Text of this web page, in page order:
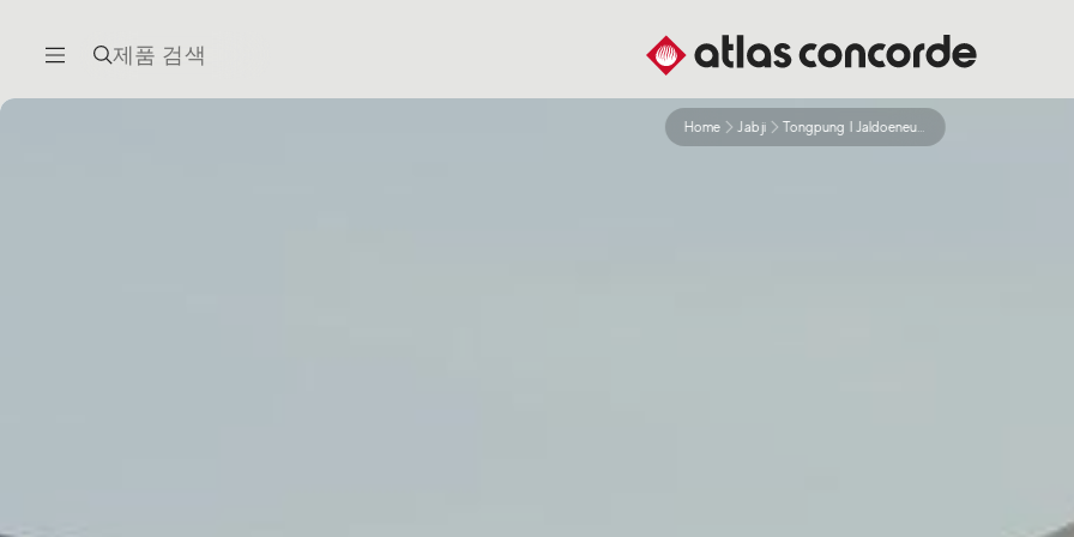
제품 검색
Home Jabji Tongpung I Jaldoeneun Seoggi Oegwan Eulo Chinhwangyeongjeog Eulo Saeng Gaghago Don Eul Jeol Yaghasibsio